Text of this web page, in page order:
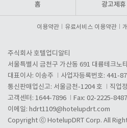
홈 광고제휴
이용약관 유료서비스 이용약관
주식회사 호텔업디알티
서울특별시 금천구 가산동 691 대륭테크노
대표이사: 이송주
사업자등록번호: 441-
통신판매업신고: 서울금천-1204 호
직업
고객센터: 1644-7896
Fax: 02-2225-8487
이메일: hdrt1109@hotelupdrt.com
Copyright ⓒ HotelupDRT Corp. All